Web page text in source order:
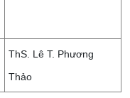
ThS. Lê T. Phương
Thảo